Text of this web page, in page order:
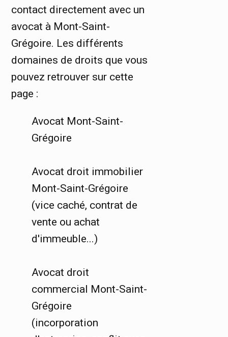
contact directement avec un
avocat à Mont-Saint-
Grégoire. Les différents
domaines de droits que vous
pouvez retrouver sur cette
page :
Avocat Mont-Saint-
Grégoire
Avocat droit immobilier
Mont-Saint-Grégoire
(vice caché, contrat de
vente ou achat
d'immeuble...)
Avocat droit
commercial Mont-Saint-
Grégoire
(incorporation